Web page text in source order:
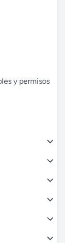
y permisos